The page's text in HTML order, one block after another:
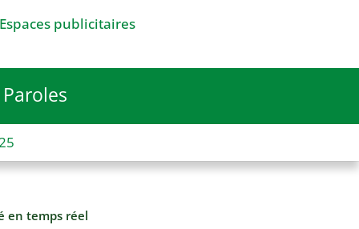
publicitaires
Paroles
en temps réel